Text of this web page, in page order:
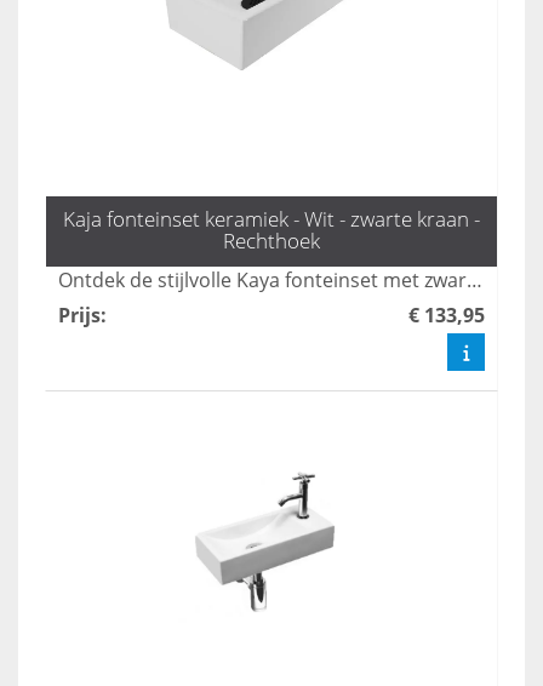
Kaja fonteinset keramiek - Wit - zwarte kraan -
Rechthoek
Ontdek de stijlvolle Kaya fonteinset met zwarte eenhendelkraan en sifon van L'aqua, perfect voor elke toiletruimte. Dit complete WC fonteintje biedt niet alleen functionaliteit, maar ook een moderne uitstraling. Bestel snel voor de mooiste toilet fonteintjes en transformeer uw badkamer met deze unieke set.
Prijs: € 133,95